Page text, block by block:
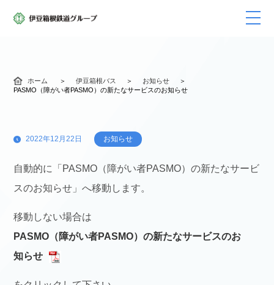
ホーム 伊豆箱根バス
お知らせ
PASMO（障がい者PASMO）の新たなサービスのお知らせ
2022年12月22日 お知らせ
自動的に「PASMO（障がい者PASMO）の新たなサービ
スのお知らせ」へ移動します。
移動しない場合は
PASMO（障がい者PASMO）の新たなサービスのお
知らせ